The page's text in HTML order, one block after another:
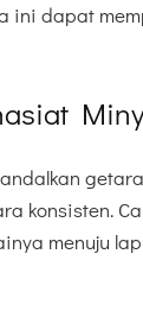
ini dapat
konsisten.
menuju